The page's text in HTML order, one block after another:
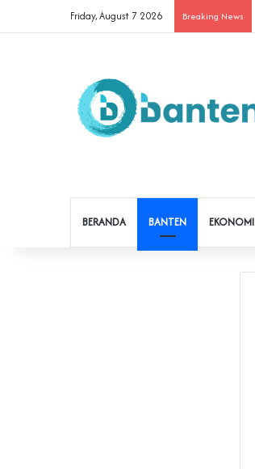
Friday, August 7 2026 Breaking News
BERANDA BANTEN